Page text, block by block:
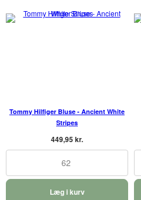
Tommy Hilfiger Bluse - Ancient White
Stripes
449,95 kr.
62
Læg i kurv